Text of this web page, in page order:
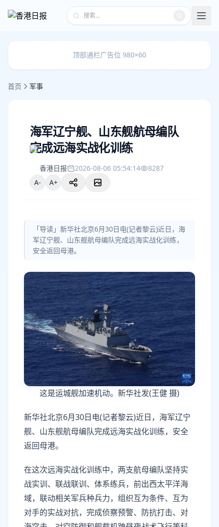
顶部通栏广告位 980×60
首页 军事
海军辽宁舰、山东舰航母编队
完成远海实战化训练
香港日报 2026-08-06 05:54:14
8287
A-
A+
「导读」新华社北京6月30日电(记者黎云)近日，海
军辽宁舰、山东舰航母编队完成远海实战化训练，
安全返回母港。
这是运城舰加速机动。新华社发(王健 摄)
新华社北京6月30日电(记者黎云)近日，海军辽宁
舰、山东舰航母编队完成远海实战化训练，安全
返回母港。
在这次远海实战化训练中，两支航母编队坚持实
战实训、联战联训、体系练兵，前出西太平洋海
域，联动相关军兵种兵力，组织互为条件、互为
对手的实战对抗，完成侦察预警、防抗打击、对